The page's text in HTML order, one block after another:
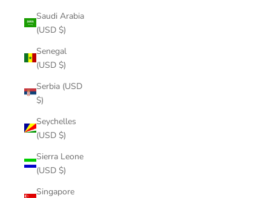
Saudi Arabia
(USD $)
Senegal
(USD $)
Serbia (USD
$)
Seychelles
(USD $)
Sierra Leone
(USD $)
Singapore